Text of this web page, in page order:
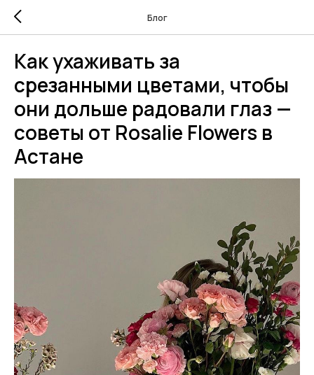
Блог
Как ухаживать за
срезанными цветами, чтобы
они дольше радовали глаз —
советы от Rosalie Flowers в
Астане